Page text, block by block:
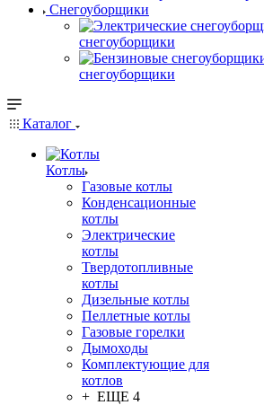
Снегоуборщики
снегоуборщики
снегоуборщики
Каталог
Котлы
Газовые котлы
Конденсационные
котлы
Электрические
котлы
Твердотопливные
котлы
Дизельные котлы
Пеллетные котлы
Газовые горелки
Дымоходы
Комплектующие для
котлов
+ ЕЩЕ 4